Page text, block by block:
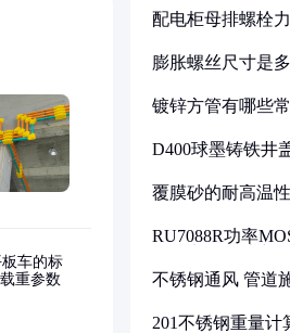
配电柜母排螺栓
膨胀螺丝尺寸是
镀锌方管有哪些
D400球墨铸铁井
覆膜砂的耐高温
RU7088R功率
不锈钢通风 管道
201不锈钢重量计